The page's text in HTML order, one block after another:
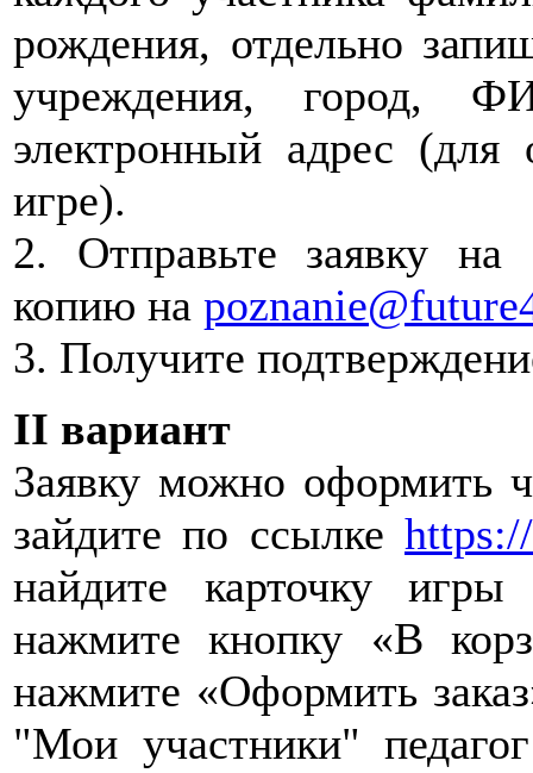
рождения, отдельно
учреждения, город,
электронный адрес
игре).
2. Отправьте заявку
копию на
3. Получите
II вариант
Заявку можно оформить
зайдите по ссылке
найдите карточку
нажмите кнопку «В
нажмите «Оформить
"Мои участники"